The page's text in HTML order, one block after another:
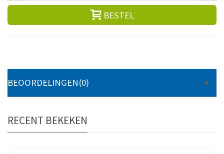
BESTEL
BEOORDELINGEN(0)
RECENT BEKEKEN